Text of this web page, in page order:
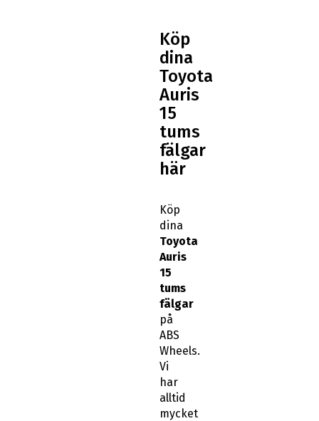
Köp
dina
Toyota
Auris
15
tums
fälgar
här
Köp
dina
Toyota
Auris
15
tums
fälgar
på
ABS
Wheels.
Vi
har
alltid
mycket